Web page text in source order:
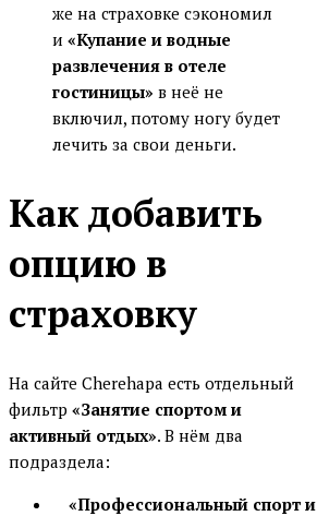
же на страховке сэкономил
и «Купание и водные
развлечения в отеле
гостиницы» в неё не
включил, потому ногу будет
лечить за свои деньги.
Как добавить
опцию в
страховку
На сайте Cherehapa есть отдельный
фильтр «Занятие спортом и
активный отдых». В нём два
подраздела:
«Профессиональный спорт и